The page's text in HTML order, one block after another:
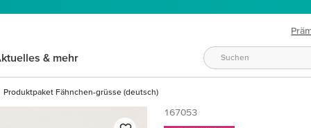
& mehr
Produktpaket Fähnchen-grüsse (deutsch)
167053